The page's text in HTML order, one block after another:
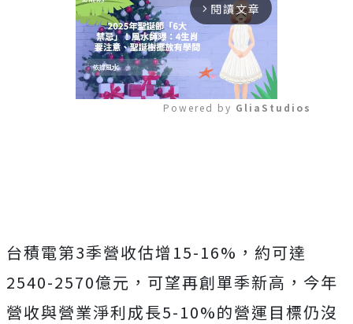
arrow_forward_ios 閱讀文章
Powered by GliaStudios
台積電第3季營收估增15-16%，約可達
2540-2570億元，可望再創單季新高，今年
營收與營業淨利成長5-10%的營運目標仍沒